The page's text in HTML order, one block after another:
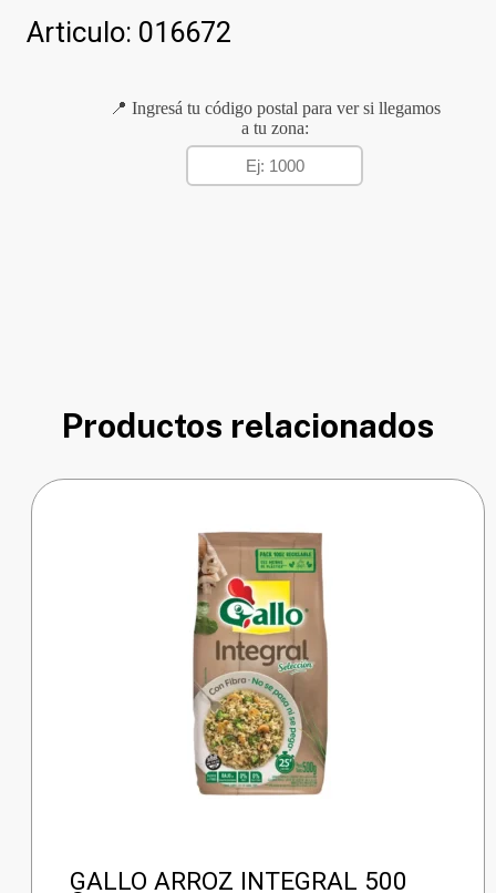
Articulo: 016672
📍 Ingresá tu código postal para ver si llegamos
a tu zona:
Productos relacionados
GALLO ARROZ INTEGRAL 500